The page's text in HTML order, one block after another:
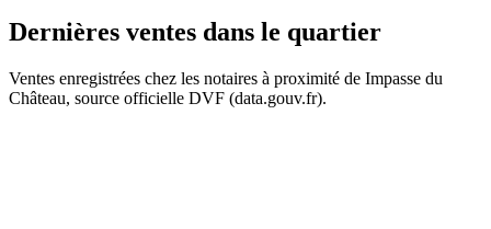
Dernières ventes dans le quartier
Ventes enregistrées chez les notaires à proximité de Impasse du
Château, source officielle DVF (data.gouv.fr).